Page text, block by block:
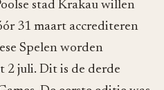
stad Krakau willen
31 maart accrediteren
Spelen worden
2 juli. Dit is de derde